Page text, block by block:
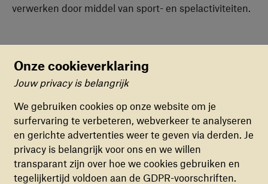
verwerken door middel van sport- en spelactiviteiten.
Een sprankje hoop
Met de recente val van het regime van president
geeft ook een extra sprankje hoop voor de kinderen in
Syrië. Het biedt nieuwe mogelijkheden om onze
hulpverlening uit te breiden naar Damascus, Aleppo
en andere gebieden waar kinderen nog steeds in
grote nood verkeren.
Cookievoorkeuren
FUNCTIONELE COOKIES
Deze cookies zorgen ervoor dat de website naar
behoren en veilig werkt. Deze cookies kunnen
niet uitgezet worden.
Onze cookieverklaring
Jouw privacy is belangrijk
We gebruiken cookies op onze website om je
surfervaring te verbeteren, webverkeer te analyseren
en gerichte advertenties weer te geven via derden. Je
privacy is belangrijk voor ons en we willen
transparant zijn over hoe we cookies gebruiken en
tegelijkertijd voldoen aan de GDPR-voorschriften.